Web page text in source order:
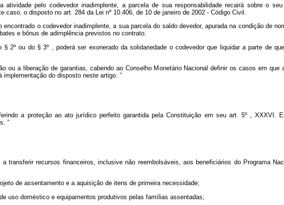
atividade pelo codevedor inadimplente, a parcela de sua responsabilidade recairá sobre o
caso, o disposto no art. 284 da Lei nº 10.406, de 10 de janeiro de 2002 - Código Civil.
encontrado o codevedor inadimplente, a sua parcela do saldo devedor, apurada na condição de
e bônus de adimplência previstos no contrato.
§ 2º ou do § 3º , poderá ser exonerado da solidariedade o codevedor que liquidar a parte de
ou a liberação de garantias, cabendo ao Conselho Monetário Nacional definir os casos em
do disposto neste artigo. ”
a proteção ao ato jurídico perfeito garantida pela Constituição em seu art. 5º , XXXVI.
”
transferir recursos financeiros, inclusive não reembolsáveis, aos beneficiários do Programa
de assentamento e a aquisição de itens de primeira necessidade;
uso doméstico e equipamentos produtivos pelas famílias assentadas;